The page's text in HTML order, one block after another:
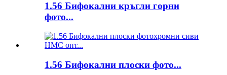
1.56 Бифокални кръгли горни
фото...
1.56 Бифокални плоски фото...